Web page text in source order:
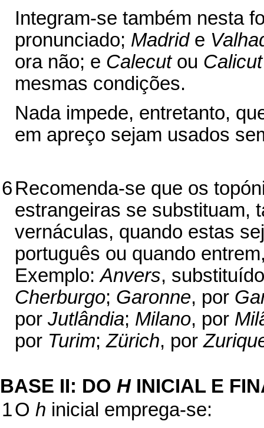
Integram-se também nesta
pronunciado; Madride
ora não; e Calecutou Calicut
mesmas condições.
Nada impede, entretanto,
em apreço sejam usados
6Recomenda-se que os
estrangeiras se substituam,
vernáculas, quando estas
português ou quando
Exemplo:Anvers,
Cherburgo; Garonne, por
por Jutlândia; Milano, por
por Turim;Zürich, por
BASE II: DO HINICIAL E
1O h inicial emprega-se: